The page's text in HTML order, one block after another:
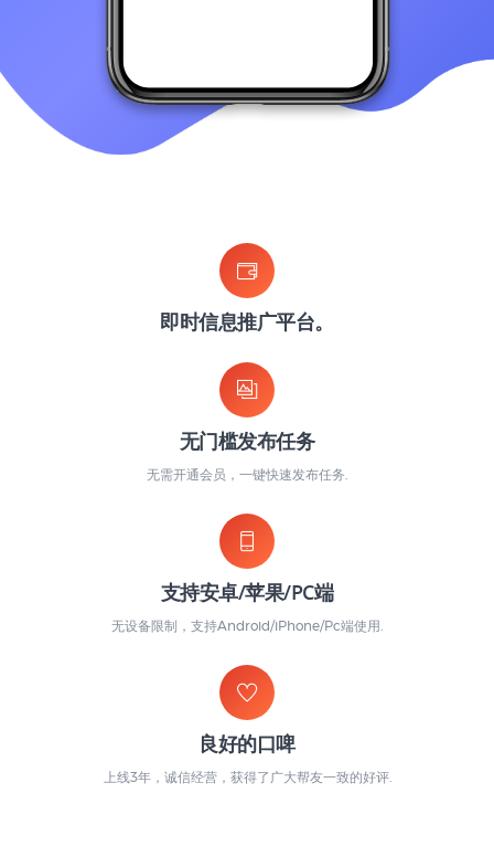
即时信息推广平台。
无门槛发布任务
无需开通会员，一键快速发布任务.
支持安卓/苹果/PC端
无设备限制，支持Android/iPhone/Pc端使用.
良好的口啤
上线3年，诚信经营，获得了广大帮友一致的好评.